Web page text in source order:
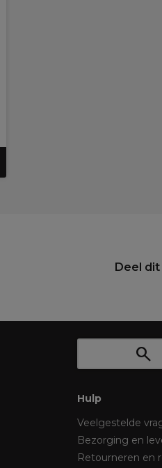
Deel
Hulp
Veelgestelde
Bezorging en
Retourneren en